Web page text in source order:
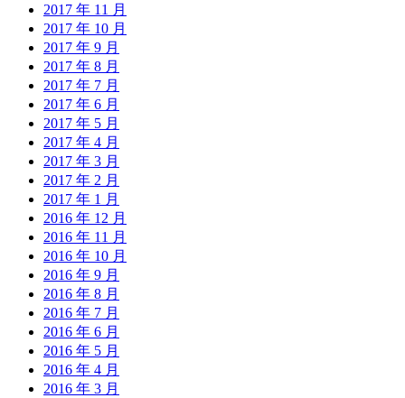
2017 年 11 月
2017 年 10 月
2017 年 9 月
2017 年 8 月
2017 年 7 月
2017 年 6 月
2017 年 5 月
2017 年 4 月
2017 年 3 月
2017 年 2 月
2017 年 1 月
2016 年 12 月
2016 年 11 月
2016 年 10 月
2016 年 9 月
2016 年 8 月
2016 年 7 月
2016 年 6 月
2016 年 5 月
2016 年 4 月
2016 年 3 月